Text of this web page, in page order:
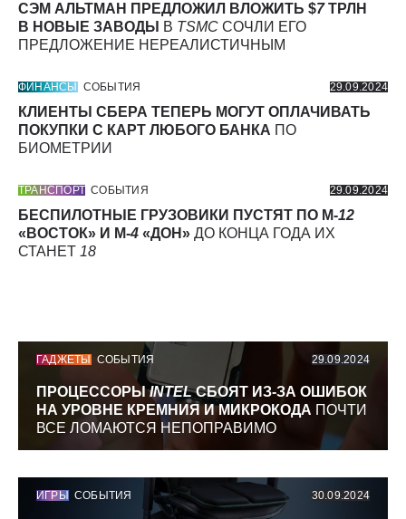
СЭМ АЛЬТМАН ПРЕДЛОЖИЛ ВЛОЖИТЬ $7ТРЛН
В НОВЫЕ ЗАВОДЫ
В TSMC СОЧЛИ ЕГО
ПРЕДЛОЖЕНИЕ НЕРЕАЛИСТИЧНЫМ
ФИНАНСЫ СОБЫТИЯ 29.09.2024
КЛИЕНТЫ СБЕРА ТЕПЕРЬ МОГУТ ОПЛАЧИВАТЬ
ПОКУПКИ С КАРТ ЛЮБОГО БАНКА ПО
БИОМЕТРИИ
ТРАНСПОРТ СОБЫТИЯ 29.09.2024
БЕСПИЛОТНЫЕ ГРУЗОВИКИ ПУСТЯТ ПО М-12
«ВОСТОК» И М-4 «ДОН» ДО КОНЦА ГОДА ИХ
СТАНЕТ 18
ГАДЖЕТЫ СОБЫТИЯ 29.09.2024
ПРОЦЕССОРЫINTELСБОЯТ ИЗ-ЗА ОШИБОК
НА УРОВНЕ КРЕМНИЯ И МИКРОКОДА ПОЧТИ
ВСЕ ЛОМАЮТСЯ НЕПОПРАВИМО
ИГРЫ СОБЫТИЯ 30.09.2024